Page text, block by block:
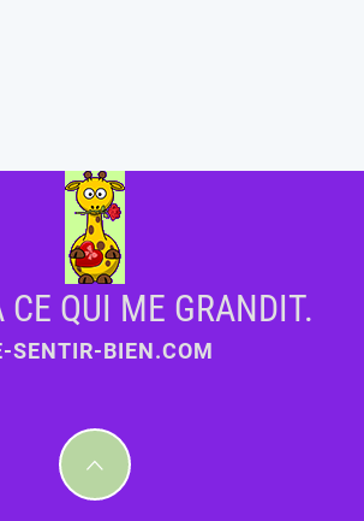
CE QUI ME GRANDIT.
SENTIR-BIEN.COM